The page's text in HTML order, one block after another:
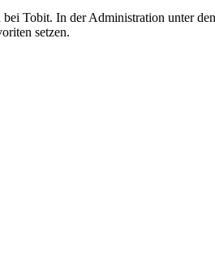
Tobit. In der Administration unter
setzen.